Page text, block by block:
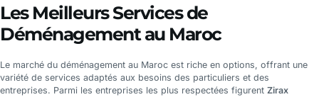
Les Meilleurs Services de
Déménagement au Maroc
Le marché du déménagement au Maroc est riche en options, offrant une
variété de services adaptés aux besoins des particuliers et des
entreprises. Parmi les entreprises les plus respectées figurent Zirax